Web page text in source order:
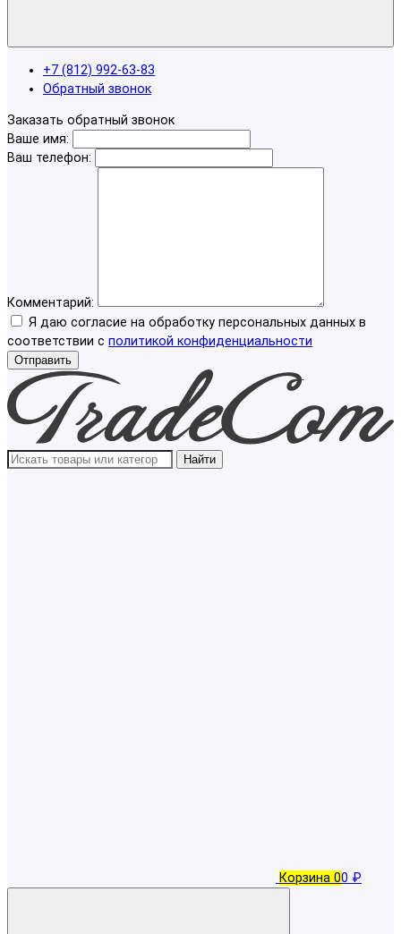
+7 (812) 992-63-83
Обратный звонок
Заказать обратный звонок
Ваше имя:
Ваш телефон:
Комментарий:
Я даю согласие на обработку персональных данных в
соответствии с политикой конфиденциальности
Отправить
Найти
Корзина 00 ₽